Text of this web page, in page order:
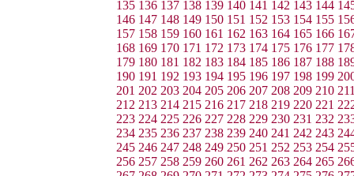
135 136 137 138 139 140 141 142 143 144
146 147 148 149 150 151 152 153 154 155
157 158 159 160 161 162 163 164 165 166
168 169 170 171 172 173 174 175 176 177
179 180 181 182 183 184 185 186 187 188
190 191 192 193 194 195 196 197 198 199
201 202 203 204 205 206 207 208 209 210
212 213 214 215 216 217 218 219 220 221
223 224 225 226 227 228 229 230 231 232
234 235 236 237 238 239 240 241 242 243
245 246 247 248 249 250 251 252 253 254
256 257 258 259 260 261 262 263 264 265